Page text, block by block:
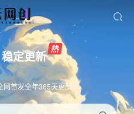
定更新
网首发全年365天更新